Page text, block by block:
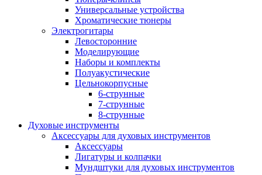
Универсальные устройства
Хроматические тюнеры
Электрогитары
Левосторонние
Моделирующие
Наборы и комплекты
Полуакустические
Цельнокорпусные
6-струнные
7-струнные
8-струнные
Духовые инструменты
Аксессуары для духовых инструментов
Аксессуары
Лигатуры и колпачки
Мундштуки для духовых инструментов